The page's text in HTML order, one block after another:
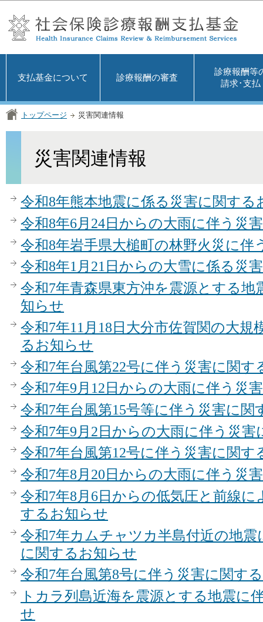
支払基金について 診療報酬の審査
診療報酬等
請求･支払
トップページ 災害関連情報
災害関連情報
令和8年熊本地震に係る災害に関する
令和8年6月24日からの大雨に伴う災
令和8年岩手県大槌町の林野火災に伴
令和8年1月21日からの大雪に係る災
令和7年青森県東方沖を震源とする
知らせ
令和7年11月18日大分市佐賀関の大規
るお知らせ
令和7年台風第22号に伴う災害に関す
令和7年9月12日からの大雨に伴う災
令和7年台風第15号等に伴う災害に関
令和7年9月2日からの大雨に伴う災
令和7年台風第12号に伴う災害に関す
令和7年8月20日からの大雨に伴う災
令和7年8月6日からの低気圧と前線
するお知らせ
令和7年カムチャツカ半島付近の地
に関するお知らせ
令和7年台風第8号に伴う災害に関す
トカラ列島近海を震源とする地震に
せ